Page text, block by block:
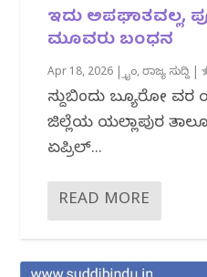
ಇದು ಅಪಘಾತವಲ್ಲ,
ಮೂವರು ಬಂಧನ
Apr 18, 2026 |ಕ್ರೈಂ,ರಾಜ್ಯ ಸುದ್ದಿ |
ಸುದ್ದಿಬಿಂದು ಬ್ಯೂರೋ
ಜಿಲ್ಲೆಯ ಯಲ್ಲಾಪುರ
ಏಪ್ರಿಲ್...
READ MORE